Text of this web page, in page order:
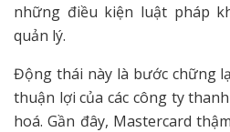
những điều kiện luật pháp
quản lý.
Động thái này là bước chững
thuận lợi của các công ty
hoá. Gần đây, Mastercard